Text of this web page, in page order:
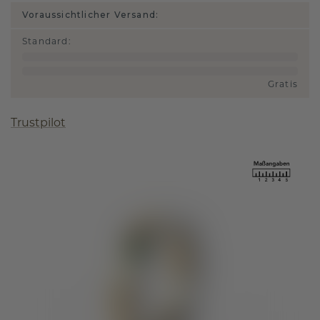
Voraussichtlicher Versand:
Standard :
Gratis
Trustpilot